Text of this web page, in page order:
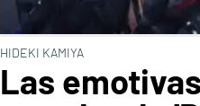
HIDEKI KAMIYA
Las